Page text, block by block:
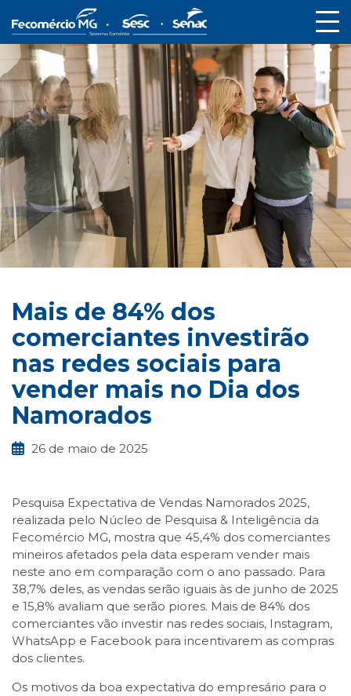
Mais de 84% dos
comerciantes investirão
nas redes sociais para
vender mais no Dia dos
Namorados
26 de maio de 2025
Pesquisa Expectativa de Vendas Namorados 2025,
realizada pelo Núcleo de Pesquisa & Inteligência da
Fecomércio MG, mostra que 45,4% dos comerciantes
mineiros afetados pela data esperam vender mais
neste ano em comparação com o ano passado. Para
38,7% deles, as vendas serão iguais às de junho de 2025
e 15,8% avaliam que serão piores. Mais de 84% dos
comerciantes vão investir nas redes sociais, Instagram,
WhatsApp e Facebook para incentivarem as compras
dos clientes.
Os motivos da boa expectativa do empresário para o